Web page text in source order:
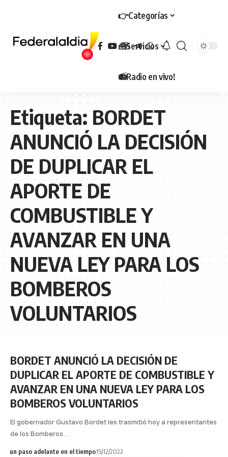
👉Categorías
🧰Servicios
📻Radio en vivo!
Etiqueta: BORDET
ANUNCIÓ LA DECISIÓN
DE DUPLICAR EL
APORTE DE
COMBUSTIBLE Y
AVANZAR EN UNA
NUEVA LEY PARA LOS
BOMBEROS
VOLUNTARIOS
BORDET ANUNCIÓ LA DECISIÓN DE
DUPLICAR EL APORTE DE COMBUSTIBLE Y
AVANZAR EN UNA NUEVA LEY PARA LOS
BOMBEROS VOLUNTARIOS
El gobernador Gustavo Bordet les trasmitió hoy a representantes
de los Bomberos…
un paso adelante en el tiempo15/12/2022